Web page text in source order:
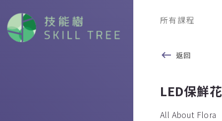
所有課程
返回
LED保鮮
All About Flora